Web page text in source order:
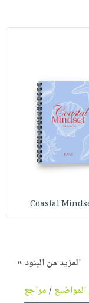
Coastal
المزيد من البنود »
/مراجع